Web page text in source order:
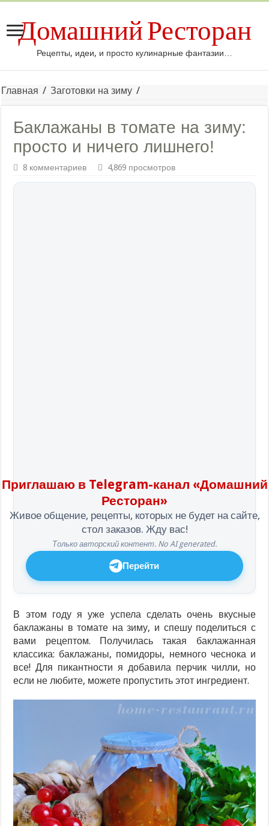
Домашний Ресторан
Рецепты, идеи, и просто кулинарные фантазии…
Главная / Заготовки на зиму /
Баклажаны в томате на зиму:
просто и ничего лишнего!
8 комментариев 4,869 просмотров
Приглашаю в Telegram-канал «Домашний
Ресторан»
Живое общение, рецепты, которых не будет на сайте,
стол заказов. Жду вас!
Только авторский контент. No AI generated.
Перейти
В этом году я уже успела сделать очень вкусные
баклажаны в томате на зиму, и спешу поделиться с
вами рецептом. Получилась такая баклажанная
классика: баклажаны, помидоры, немного чеснока и
все! Для пикантности я добавила перчик чилли, но
если не любите, можете пропустить этот ингредиент.